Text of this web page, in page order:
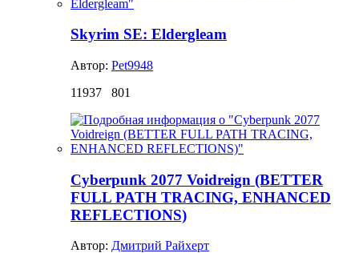
Skyrim SE: Eldergleam
Автор: Pet9948
11937
801
Cyberpunk 2077 Voidreign (BETTER
FULL PATH TRACING, ENHANCED
REFLECTIONS)
Автор: Дмитрий Райхерт